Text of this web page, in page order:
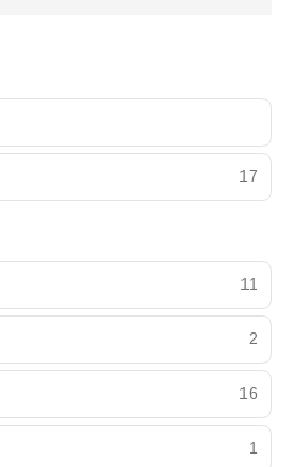
17
11
2
16
1